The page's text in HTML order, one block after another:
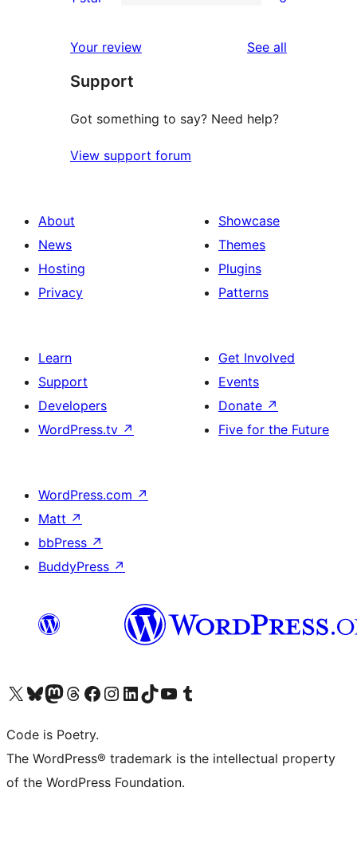
2-
reviews
star
reviews
Your review See all
Support
Got something to say? Need help?
View support forum
About
News
Hosting
Privacy
Showcase
Themes
Plugins
Patterns
Learn
Support
Developers
WordPress.tv ↗
Get Involved
Events
Donate ↗
Five for the Future
WordPress.com ↗
Matt ↗
bbPress ↗
BuddyPress ↗
Visit our X (formerly Twitter) account
Visit our Bluesky account
Visit our Mastodon account
Visit our Threads account
Visit our Facebook page
Visit our Instagram account
Visit our LinkedIn account
Visit our TikTok account
Visit our YouTube channel
Visit our Tumblr account
Code is Poetry.
The WordPress® trademark is the intellectual property
of the WordPress Foundation.